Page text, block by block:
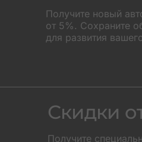
Получите новый
от 5%. Сохраните
для развития
Скидки
Получите